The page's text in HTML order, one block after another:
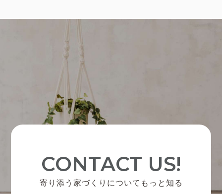
CONTACT US!
寄り添う家づくりについてもっと知る